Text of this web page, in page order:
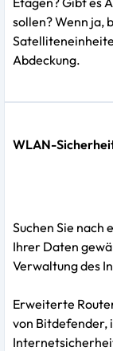
sollen? Wenn ja,
Abdeckung.
WLAN-
Suchen Sie
Ihrer Daten
Verwaltung des
Erweiterte
von Bitdefender,